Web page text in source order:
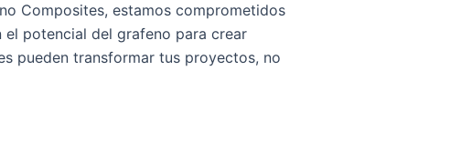
Composites, estamos comprometidos
potencial del grafeno para crear
pueden transformar tus proyectos, no